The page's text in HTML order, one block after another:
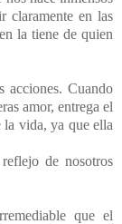
claramente en las
la tiene de quien
acciones. Cuando
amor, entrega el
la vida, ya que ella
de nosotros
que el